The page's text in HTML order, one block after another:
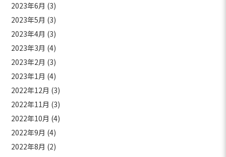
2023年6月 (3)
2023年5月 (3)
2023年4月 (3)
2023年3月 (4)
2023年2月 (3)
2023年1月 (4)
2022年12月 (3)
2022年11月 (3)
2022年10月 (4)
2022年9月 (4)
2022年8月 (2)